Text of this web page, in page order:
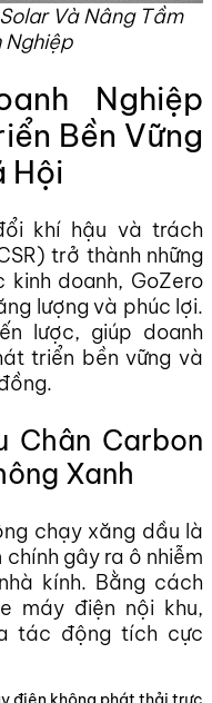
Và Nâng Tầm
Nghiệp
Nghiệp
Bền Vững
Hội
khí hậu và trách
trở thành những
doanh, GoZero
lượng và phúc lợi.
lược, giúp doanh
triển bền vững và
Chân Carbon
Xanh
chạy xăng dầu là
gây ra ô nhiễm
kính. Bằng cách
máy điện nội khu,
tác động tích cực